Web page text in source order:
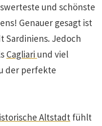
und schönste
Genauer gesagt ist
Sardiniens. Jedoch
Cagliari und viel
der perfekte
Altstadt fühlt